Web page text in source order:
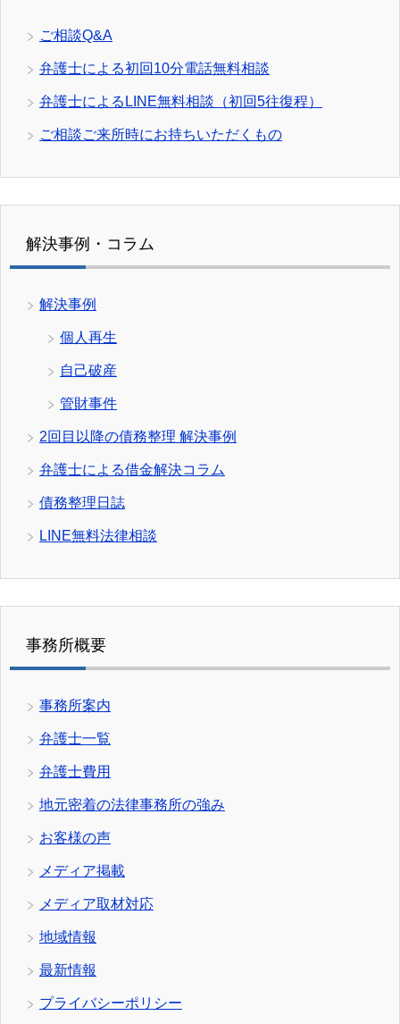
ご相談Q&A
弁護士による初回10分電話無料相談
弁護士によるLINE無料相談（初回5往復程）
ご相談ご来所時にお持ちいただくもの
解決事例・コラム
解決事例
個人再生
自己破産
管財事件
2回目以降の債務整理 解決事例
弁護士による借金解決コラム
債務整理日誌
LINE無料法律相談
事務所概要
事務所案内
弁護士一覧
弁護士費用
地元密着の法律事務所の強み
お客様の声
メディア掲載
メディア取材対応
地域情報
最新情報
プライバシーポリシー